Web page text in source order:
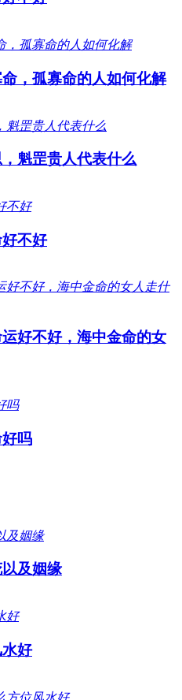
，孤寡命的人如何化解
魁罡贵人代表什么
不好
好不好，海中金命的女
吗
及姻缘
好